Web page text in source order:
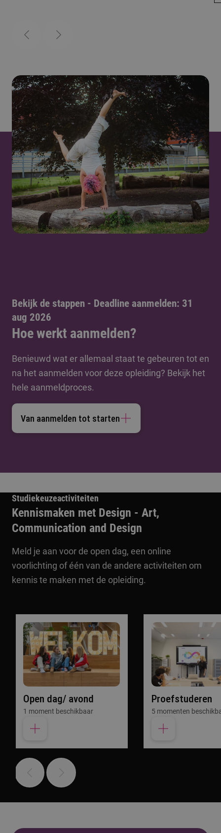
Bekijk de stappen - Deadline aanmelden: 31
aug 2026
Hoe werkt aanmelden?
Benieuwd wat er allemaal staat te gebeuren tot en
na het aanmelden voor deze opleiding? Bekijk het
hele aanmeldproces.
Van aanmelden tot starten
Studiekeuzeactiviteiten
Kennismaken met Design - Art,
Communication and Design
Meld je aan voor de open dag, een online
voorlichting of één van de andere activiteiten om
kennis te maken met de opleiding.
Open dag/ avond
1 moment beschikbaar
Proefstuderen
5 momenten